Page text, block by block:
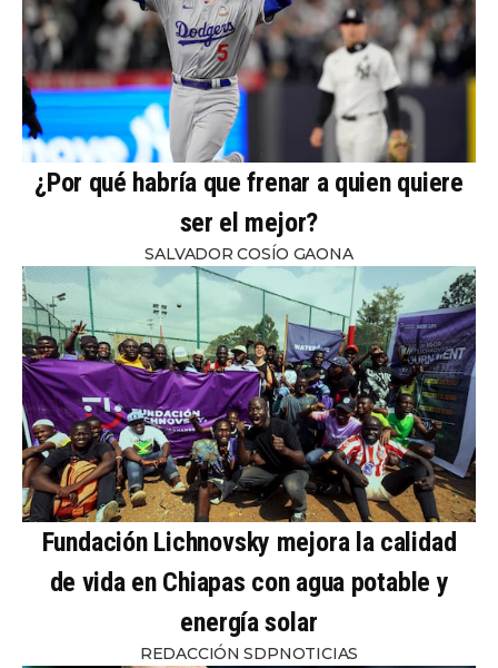
¿Por qué habría que frenar a quien quiere
ser el mejor?
SALVADOR COSÍO GAONA
Fundación Lichnovsky mejora la calidad
de vida en Chiapas con agua potable y
energía solar
REDACCIÓN SDPNOTICIAS